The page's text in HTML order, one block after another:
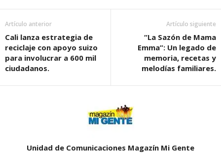
Artículo anterior
Cali lanza estrategia de
reciclaje con apoyo suizo
para involucrar a 600 mil
ciudadanos.
Artículo siguiente
“La Sazón de Mama
Emma”: Un legado de
memoria, recetas y
melodías familiares.
Unidad de Comunicaciones Magazín Mi Gente